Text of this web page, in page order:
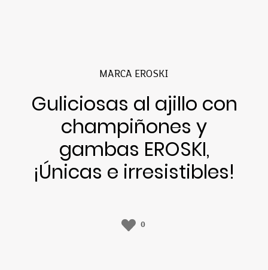
MARCA EROSKI
Guliciosas al ajillo con
champiñones y
gambas EROSKI,
¡Únicas e irresistibles!
0